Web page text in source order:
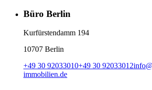
Büro Berlin
Kurfürstendamm 194
10707 Berlin
+49 30 92033010+49 30 92033012info@
immobilien.de